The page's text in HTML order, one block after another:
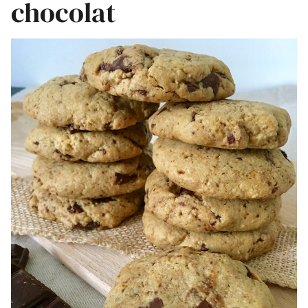
chocolat